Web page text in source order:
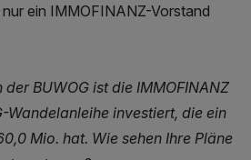
ein IMMOFINANZ-Vorstand
BUWOG ist die IMMOFINANZ
Wandelanleihe investiert, die ein
Mio. hat. Wie sehen Ihre Pläne